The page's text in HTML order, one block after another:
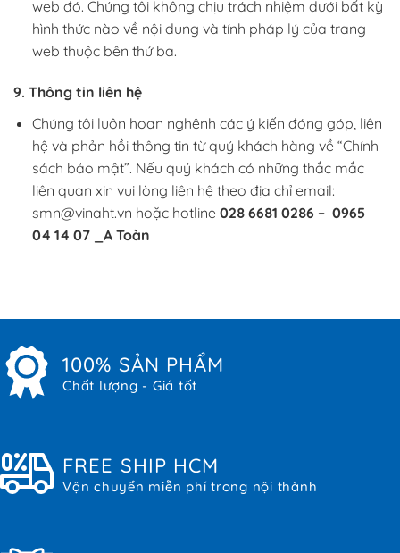
web đó. Chúng tôi không chịu trách nhiệm dưới bất kỳ
hình thức nào về nội dung và tính pháp lý của trang
web thuộc bên thứ ba.
9. Thông tin liên hệ
Chúng tôi luôn hoan nghênh các ý kiến đóng góp, liên
hệ và phản hồi thông tin từ quý khách hàng về “Chính
sách bảo mật”. Nếu quý khách có những thắc mắc
liên quan xin vui lòng liên hệ theo địa chỉ email:
smn@vinaht.vn hoặc hotline 028 6681 0286 – 0965
04 14 07 _A Toàn
100% SẢN PHẨM
Chất lượng - Giá tốt
FREE SHIP HCM
Vận chuyển miễn phí trong nội thành